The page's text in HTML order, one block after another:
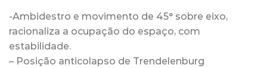
-Ambidestro e movimento de 45° sobre eixo,
racionaliza a ocupação do espaço, com
estabilidade.
– Posição anticolapso de Trendelenburg